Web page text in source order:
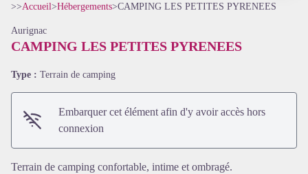
>>Accueil>Hébergements>CAMPING LES PETITES PYRENEES
Aurignac
CAMPING LES PETITES PYRENEES
Type : Terrain de camping
Embarquer cet élément afin d'y avoir accès hors
connexion
Terrain de camping confortable, intime et ombragé.